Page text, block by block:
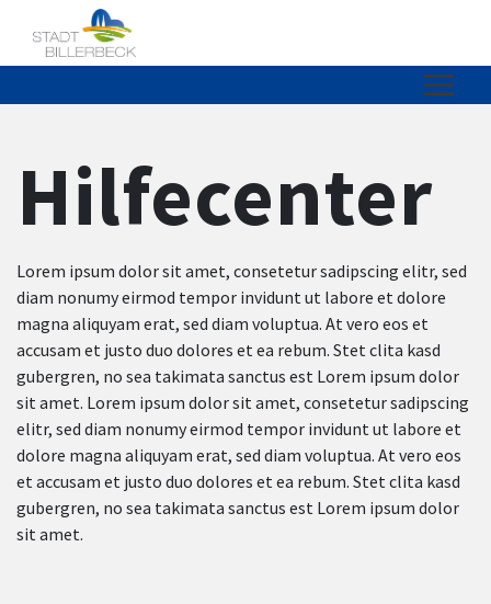
Zum Header
Zum Hauptinhalt
Zum Footer
Zum Hauptinhalt springen
Hilfecenter
Lorem ipsum dolor sit amet, consetetur sadipscing elitr, sed
diam nonumy eirmod tempor invidunt ut labore et dolore
magna aliquyam erat, sed diam voluptua. At vero eos et
accusam et justo duo dolores et ea rebum. Stet clita kasd
gubergren, no sea takimata sanctus est Lorem ipsum dolor
sit amet. Lorem ipsum dolor sit amet, consetetur sadipscing
elitr, sed diam nonumy eirmod tempor invidunt ut labore et
dolore magna aliquyam erat, sed diam voluptua. At vero eos
et accusam et justo duo dolores et ea rebum. Stet clita kasd
gubergren, no sea takimata sanctus est Lorem ipsum dolor
sit amet.